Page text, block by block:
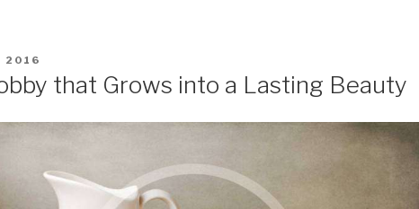
2016
that Grows into a Lasting Beauty